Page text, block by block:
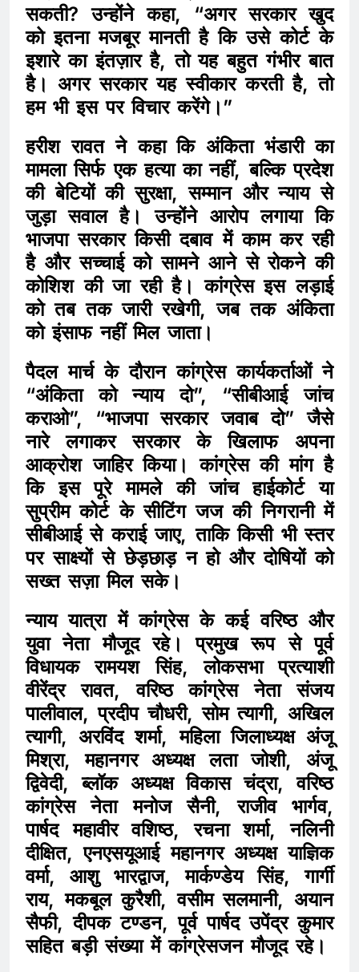
सकती? उन्होंने कहा, “अगर सरकार खुद
को इतना मजबूर मानती है कि उसे कोर्ट के
इशारे का इंतज़ार है, तो यह बहुत गंभीर बात
है। अगर सरकार यह स्वीकार करती है, तो
हम भी इस पर विचार करेंगे।”
हरीश रावत ने कहा कि अंकिता भंडारी का
मामला सिर्फ एक हत्या का नहीं, बल्कि प्रदेश
की बेटियों की सुरक्षा, सम्मान और न्याय से
जुड़ा सवाल है। उन्होंने आरोप लगाया कि
भाजपा सरकार किसी दबाव में काम कर रही
है और सच्चाई को सामने आने से रोकने की
कोशिश की जा रही है। कांग्रेस इस लड़ाई
को तब तक जारी रखेगी, जब तक अंकिता
को इंसाफ नहीं मिल जाता।
पैदल मार्च के दौरान कांग्रेस कार्यकर्ताओं ने
“अंकिता को न्याय दो”, “सीबीआई जांच
कराओ”, “भाजपा सरकार जवाब दो” जैसे
नारे लगाकर सरकार के खिलाफ अपना
आक्रोश जाहिर किया। कांग्रेस की मांग है
कि इस पूरे मामले की जांच हाईकोर्ट या
सुप्रीम कोर्ट के सीटिंग जज की निगरानी में
सीबीआई से कराई जाए, ताकि किसी भी स्तर
पर साक्ष्यों से छेड़छाड़ न हो और दोषियों को
सख्त सज़ा मिल सके।
न्याय यात्रा में कांग्रेस के कई वरिष्ठ और
युवा नेता मौजूद रहे। प्रमुख रूप से पूर्व
विधायक रामयश सिंह, लोकसभा प्रत्याशी
वीरेंद्र रावत, वरिष्ठ कांग्रेस नेता संजय
पालीवाल, प्रदीप चौधरी, सोम त्यागी, अखिल
त्यागी, अरविंद शर्मा, महिला जिलाध्यक्ष अंजू
मिश्रा, महानगर अध्यक्ष लता जोशी, अंजू
द्विवेदी, ब्लॉक अध्यक्ष विकास चंद्रा, वरिष्ठ
कांग्रेस नेता मनोज सैनी, राजीव भार्गव,
पार्षद महावीर वशिष्ठ, रचना शर्मा, नलिनी
दीक्षित, एनएसयूआई महानगर अध्यक्ष याज्ञिक
वर्मा, आशु भारद्वाज, मार्कण्डेय सिंह, गार्गी
राय, मकबूल कुरैशी, वसीम सलमानी, अयान
सैफी, दीपक टण्डन, पूर्व पार्षद उपेंद्र कुमार
सहित बड़ी संख्या में कांग्रेसजन मौजूद रहे।